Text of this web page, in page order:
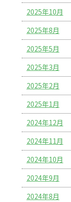
2025年10月
2025年8月
2025年5月
2025年3月
2025年2月
2025年1月
2024年12月
2024年11月
2024年10月
2024年9月
2024年8月